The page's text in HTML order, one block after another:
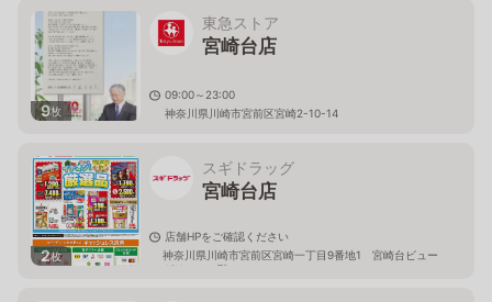
9枚
東急ストア
宮崎台店
09:00～23:00
神奈川県川崎市宮前区宮崎2-10-14
2枚
スギドラッグ
宮崎台店
店舗HPをご確認ください
神奈川県川崎市宮前区宮崎一丁目9番地1 宮崎台ビュー
グリーン１階